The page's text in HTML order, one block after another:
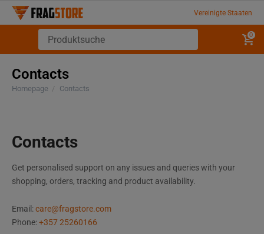
Vereinigte Staaten
0
Contacts
Homepage / Contacts
Contacts
Get personalised support on any issues and queries with your
shopping, orders, tracking and product availability.
Email:care@fragstore.com
Phone:+357 25260166